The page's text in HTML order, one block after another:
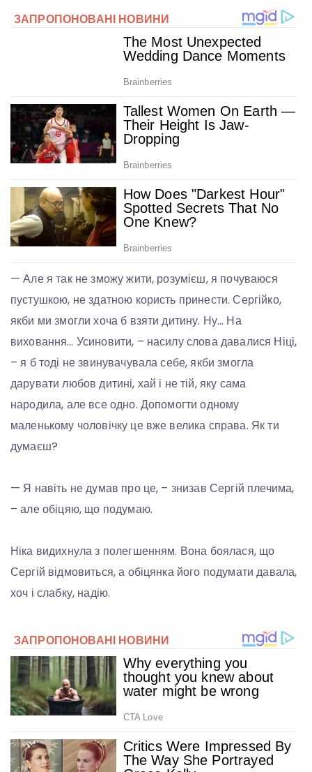
— Але я так не зможу жити, розумієш, я почуваюся
пустушкою, не здатною користь принести. Сергійко,
якби ми змогли хоча б взяти дитину. Ну… На
виховання… Усиновити, – насилу слова давалися Ніці,
– я б тоді не звинувачувала себе, якби змогла
дарувати любов дитині, хай і не тій, яку сама
народила, але все одно. Допомогти одному
маленькому чоловічку це вже велика справа. Як ти
думаєш?
— Я навіть не думав про це, – знизав Сергій плечима,
– але обіцяю, що подумаю.
Ніка видихнула з полегшенням. Вона боялася, що
Сергій відмовиться, а обіцянка його подумати давала,
хоч і слабку, надію.